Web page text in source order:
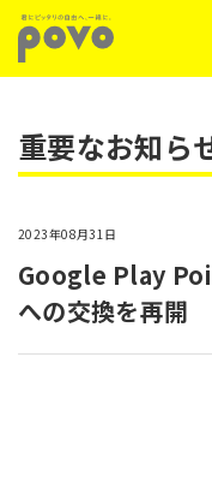
重要なお知ら
2023年08月31日
Google Play
への交換を再開